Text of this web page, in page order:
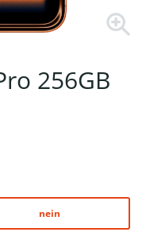
256GB
nein